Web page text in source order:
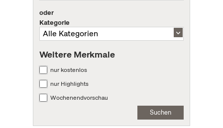
oder
Kategorie
Weitere Merkmale
nur kostenlos
nur Highlights
Wochenendvorschau
Suchen